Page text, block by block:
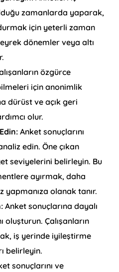
zamanlarda yaparak,
için yeterli zaman
dönemler veya altı
özgürce
için anonimlik
dürüst ve açık geri
olur.
Anket sonuçlarını
edin. Öne çıkan
seviyelerini belirleyin. Bu
ayırmak, daha
olanak tanır.
Anket sonuçlarına dayalı
Çalışanların
iş yerinde iyileştirme
belirleyin.
sonuçlarını ve